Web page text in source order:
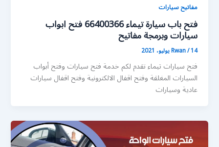
مفاتيح سيارات
فتح باب سيارة تيماء 66400366 فتح ابواب
سيارات وبرمجة مفاتيح
Rwan/14 يوليو، 2021
فتح سيارات تيماء نقدم لكم خدمة فتح سيارات وفتح أبواب
السيارات المغلقة وفتح اقفال الالكترونية وفتح اقفال سيارات
عادية وسيارات